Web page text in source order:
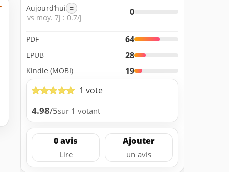
Aujourd’hui =
vs moy. 7j : 0.7/j
0
PDF 64
EPUB 28
Kindle (MOBI)
19
1 vote
4.98/5sur 1 votant
0 avis
Lire
Ajouter
un avis